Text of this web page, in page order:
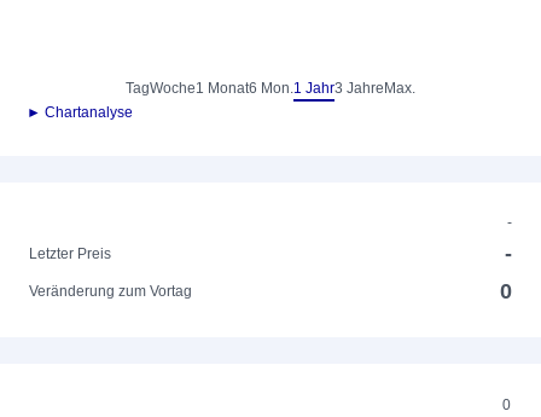
TagWoche1 Monat6 Mon.1 Jahr3 Jahre Max.
► Chartanalyse
-
Letzter Preis
-
Veränderung zum Vortag 0
0